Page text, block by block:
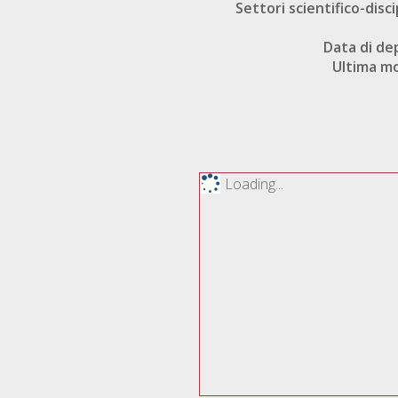
Settori scientifico-
Data di
Ultima
Loading...